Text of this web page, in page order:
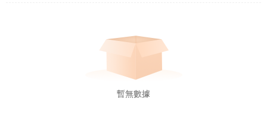
暫無數據